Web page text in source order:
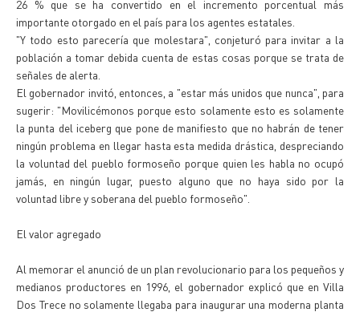
26 % que se ha convertido en el incremento porcentual más
importante otorgado en el país para los agentes estatales.
"Y todo esto parecería que molestara", conjeturó para invitar a la
población a tomar debida cuenta de estas cosas porque se trata de
señales de alerta.
El gobernador invitó, entonces, a "estar más unidos que nunca", para
sugerir: "Movilicémonos porque esto solamente esto es solamente
la punta del iceberg que pone de manifiesto que no habrán de tener
ningún problema en llegar hasta esta medida drástica, despreciando
la voluntad del pueblo formoseño porque quien les habla no ocupó
jamás, en ningún lugar, puesto alguno que no haya sido por la
voluntad libre y soberana del pueblo formoseño".
El valor agregado
Al memorar el anunció de un plan revolucionario para los pequeños y
medianos productores en 1996, el gobernador explicó que en Villa
Dos Trece no solamente llegaba para inaugurar una moderna planta